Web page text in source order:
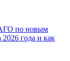
по новым
2026 года и как